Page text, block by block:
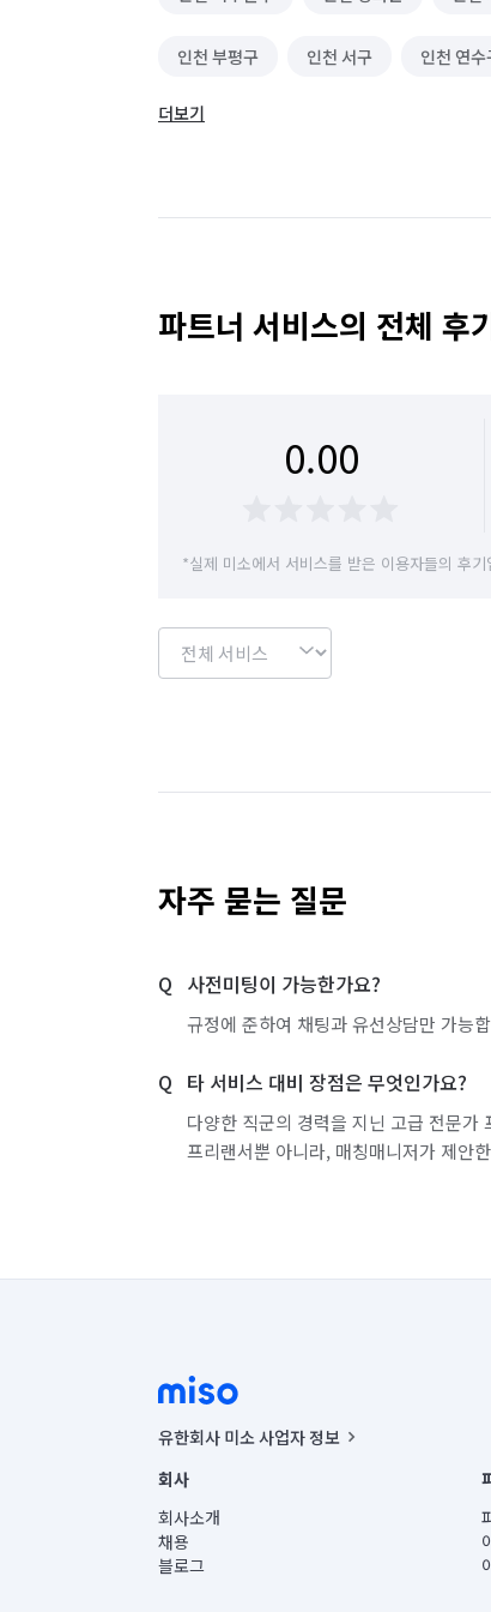
인천 부평구 인천 서구 인천 연수
더보기
파트너 서비스의 전체 후
0.00
*실제 미소에서 서비스를 받은 이용자들의 후기
자주 묻는 질문
사전미팅이 가능한가요?
규정에 준하여 채팅과 유선상담만 가능
타 서비스 대비 장점은 무엇인가요?
다양한 직군의 경력을 지닌 고급 전문가
프리랜서뿐 아니라, 매칭매니저가 제안
유한회사 미소 사업자 정보
사업자등록번호 : 291-87-00271 | 인허가번호 :
통신판매신고번호 : 2024-서울종로-1400(공정거래
대표이사 : CHING VICTOR COLUMBIA RHEE
주소 | 본사: 서울특별시 종로구 율곡로 6(중학동, 트
컨택센터 : 서울특별시 종로구 수송동 율곡로 24, 7
회사
회사소개
채용
블로그